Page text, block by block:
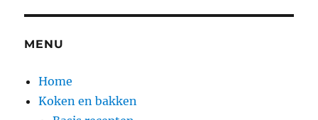
MENU
Home
Koken en bakken